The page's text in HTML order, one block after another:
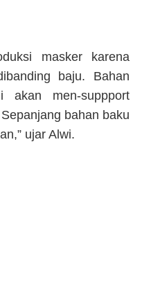
masker karena
baju. Bahan
akan men-suppport
bahan baku
ujar Alwi.